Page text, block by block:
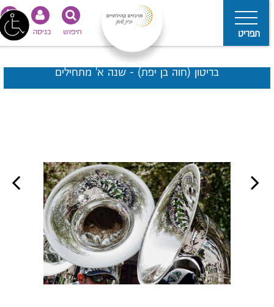
תפריט נגישות כניסה חיפוש
בריטון (חוה בן יפת) - שנה א' מתחילים